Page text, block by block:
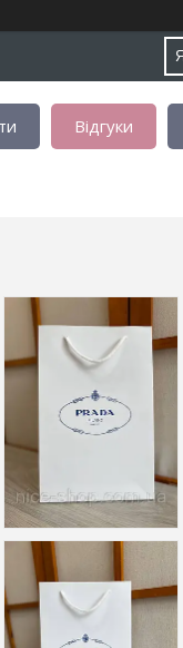
Відгуки